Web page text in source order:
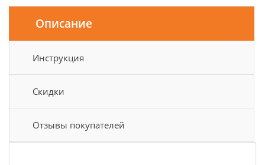
Описание
Инструкция
Скидки
Отзывы покупателей